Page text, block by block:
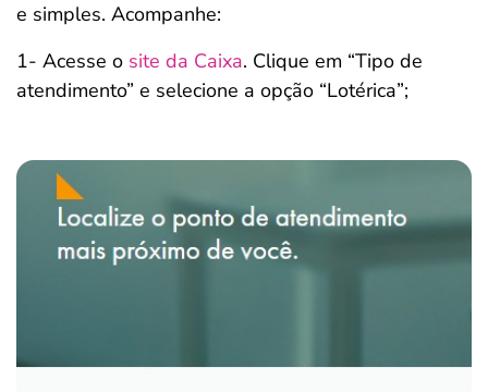
e simples. Acompanhe:
1- Acesse o site da Caixa. Clique em “Tipo de
atendimento” e selecione a opção “Lotérica”;